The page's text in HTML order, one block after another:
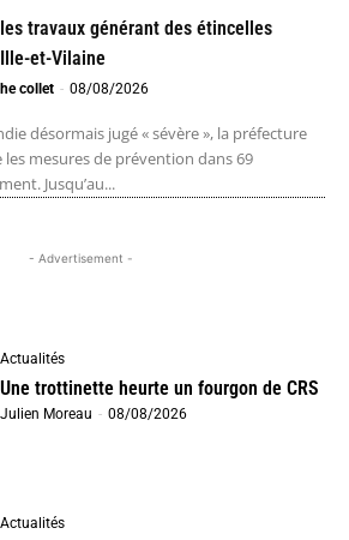
travaux générant des étincelles
et-Vilaine
collet - 08/08/2026
désormais jugé « sévère », la préfecture
les mesures de prévention dans 69
Jusqu’au...
- Advertisement -
Actualités
Une trottinette heurte un fourgon de CRS
Julien Moreau - 08/08/2026
Actualités